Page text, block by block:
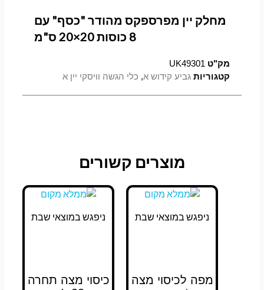
מחלק יין מפרספקס מהודר "כסף" עם
מק"טUK49301
קטגוריות גביע קידוש א, כלי הגשה וויסקי יין א
מוצרים קשורים
ניפגש במוצאי שבת
מפה לכיסוי מצה
ניפגש במוצאי שבת
כיסוי מצה תחרה